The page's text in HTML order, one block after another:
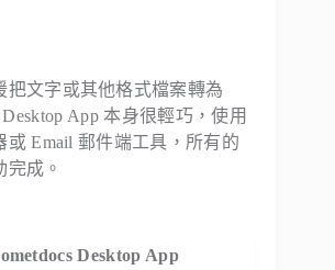
把文字或其他格式檔案轉為
Desktop App 本身很輕巧，使用
或 Email 郵件端工具，所有的
成。
Desktop App